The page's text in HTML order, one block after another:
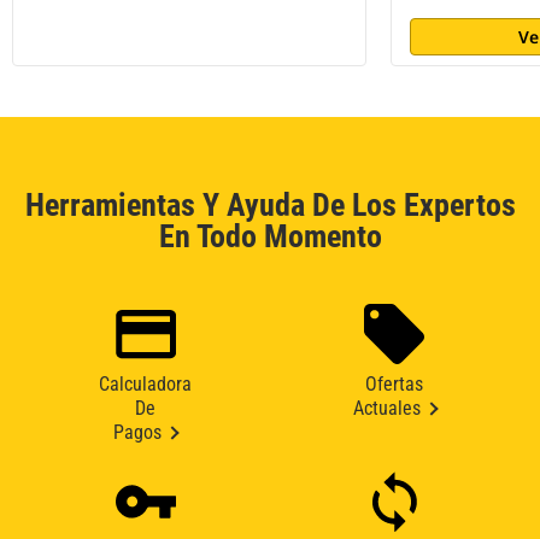
Herramientas Y Ayuda De Los Expertos
En Todo Momento
Calculadora
De
Pagos
Ofertas
Actuales